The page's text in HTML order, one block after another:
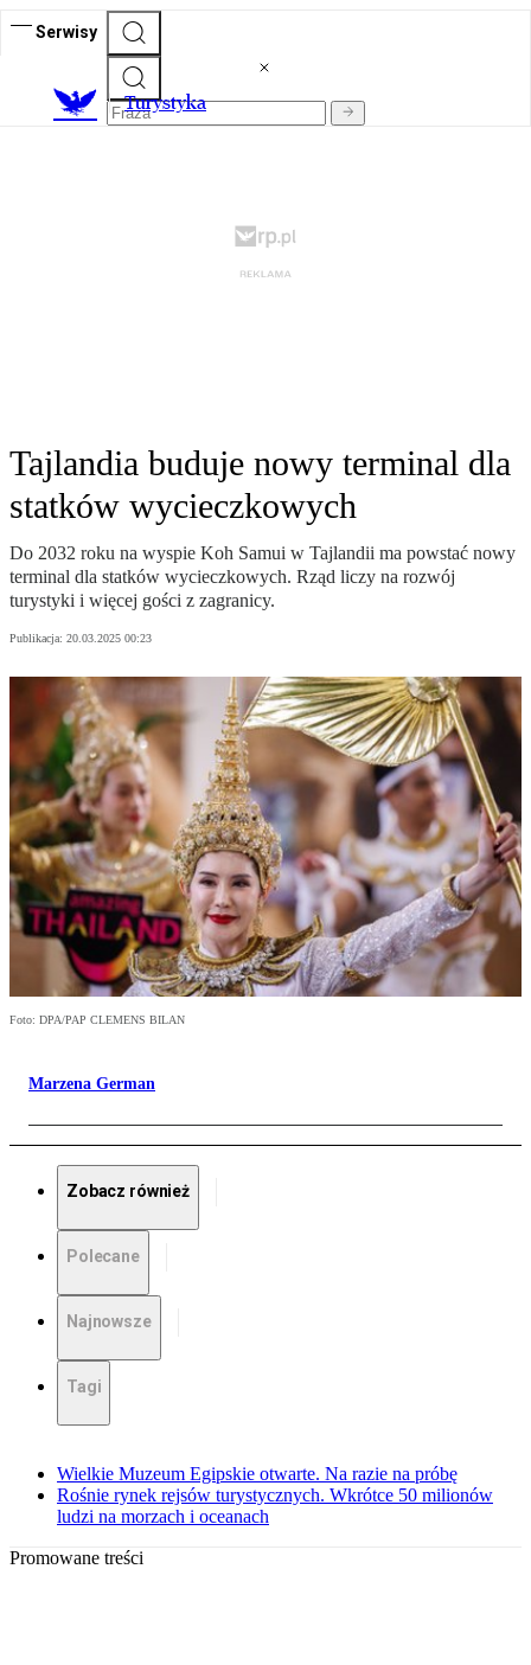
Serwisy
Turystyka
Tajlandia buduje nowy terminal dla
statków wycieczkowych
Do 2032 roku na wyspie Koh Samui w Tajlandii ma powstać nowy
terminal dla statków wycieczkowych. Rząd liczy na rozwój
turystyki i więcej gości z zagranicy.
Publikacja: 20.03.2025 00:23
Foto: DPA/PAP CLEMENS BILAN
Marzena German
Zobacz również
Polecane
Najnowsze
Tagi
Wielkie Muzeum Egipskie otwarte. Na razie na próbę
Rośnie rynek rejsów turystycznych. Wkrótce 50 milionów
ludzi na morzach i oceanach
Promowane treści